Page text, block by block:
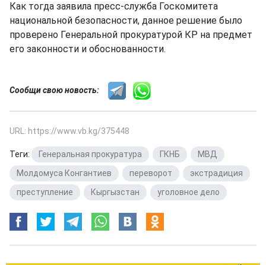
Как тогда заявила пресс-служба Госкомитета
национальной безопасности, данное решение было
проверено Генеральной прокуратурой КР на предмет
его законности и обоснованности.
Сообщи свою новость:
URL: https://www.vb.kg/375448
Теги: Генеральная прокуратура ГКНБ МВД
Молдомуса Конгантиев
переворот экстрадиция
преступление
Кыргызстан уголовное дело